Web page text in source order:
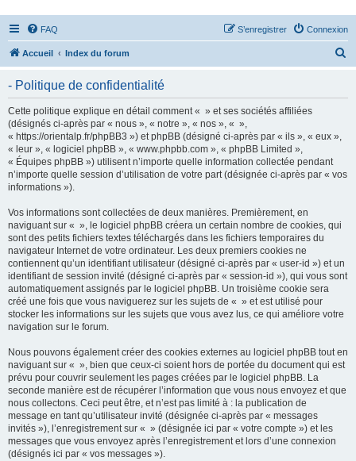
FAQ Connexion
S’enregistrer
Accueil Index du forum
- Politique de confidentialité
Cette politique explique en détail comment « » et ses sociétés affiliées
(désignés ci-après par « nous », « notre », « nos », « »,
« https://orientalp.fr/phpBB3 ») et phpBB (désigné ci-après par « ils », « eux »,
« leur », « logiciel phpBB », « www.phpbb.com », « phpBB Limited »,
« Équipes phpBB ») utilisent n’importe quelle information collectée pendant
n’importe quelle session d’utilisation de votre part (désignée ci-après par « vos
informations »).
Vos informations sont collectées de deux manières. Premièrement, en
naviguant sur « », le logiciel phpBB créera un certain nombre de cookies, qui
sont des petits fichiers textes téléchargés dans les fichiers temporaires du
navigateur Internet de votre ordinateur. Les deux premiers cookies ne
contiennent qu’un identifiant utilisateur (désigné ci-après par « user-id ») et un
identifiant de session invité (désigné ci-après par « session-id »), qui vous sont
automatiquement assignés par le logiciel phpBB. Un troisième cookie sera
créé une fois que vous naviguerez sur les sujets de « » et est utilisé pour
stocker les informations sur les sujets que vous avez lus, ce qui améliore votre
navigation sur le forum.
Nous pouvons également créer des cookies externes au logiciel phpBB tout en
naviguant sur « », bien que ceux-ci soient hors de portée du document qui est
prévu pour couvrir seulement les pages créées par le logiciel phpBB. La
seconde manière est de récupérer l’information que vous nous envoyez et que
nous collectons. Ceci peut être, et n’est pas limité à : la publication de
message en tant qu’utilisateur invité (désignée ci-après par « messages
invités »), l’enregistrement sur « » (désignée ici par « votre compte ») et les
messages que vous envoyez après l’enregistrement et lors d’une connexion
(désignés ici par « vos messages »).